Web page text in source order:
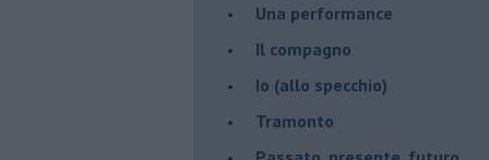
Una performance
Il compagno
​Io (allo specchio)
Tramonto